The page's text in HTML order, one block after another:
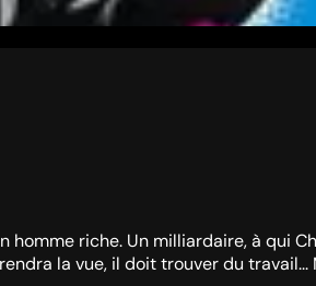
riche. Un milliardaire, à qui
la vue, il doit trouver du